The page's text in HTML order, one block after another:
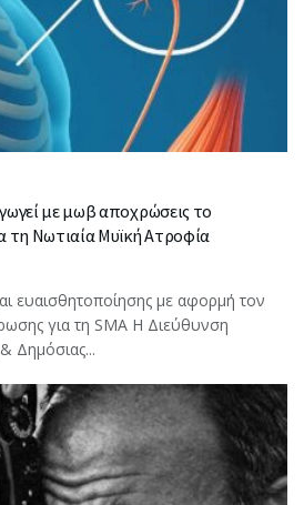
με μωβ αποχρώσεις το
τη Νωτιαία Μυϊκή Ατροφία
ευαισθητοποίησης με αφορμή τον
για τη SMA Η Διεύθυνση
Δημόσιας...